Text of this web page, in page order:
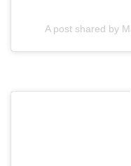
A post shared by